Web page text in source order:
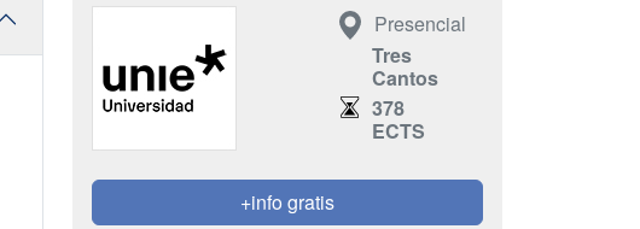
Presencial
Tres
Cantos
378
ECTS
+info gratis